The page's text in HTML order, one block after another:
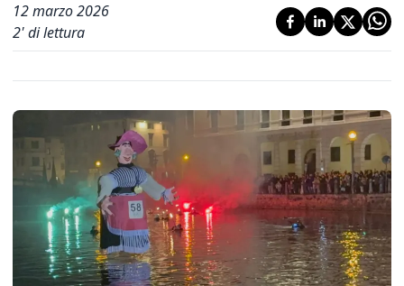
12 marzo 2026
2' di lettura